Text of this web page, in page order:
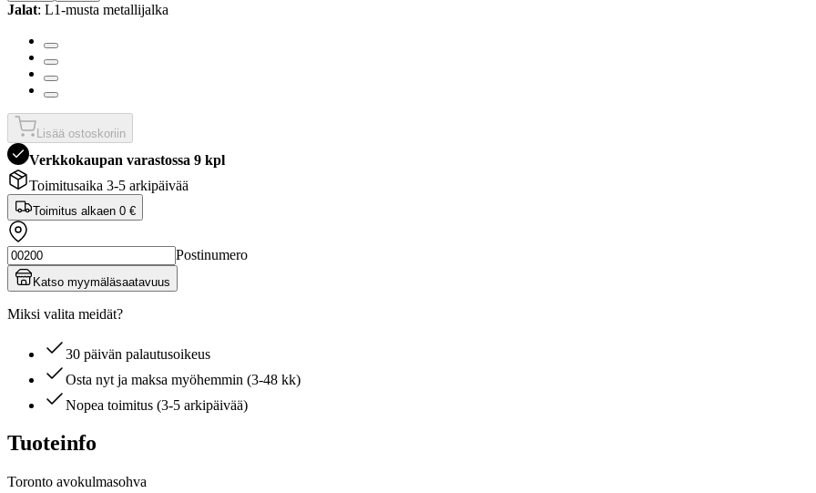
Jalat: L1-musta metallijalka
Lisää ostoskoriin
Verkkokaupan varastossa 9 kpl
Toimitusaika 3-5 arkipäivää
Toimitus alkaen 0 €
Postinumero
Katso myymäläsaatavuus
Miksi valita meidät?
30 päivän palautusoikeus
Osta nyt ja maksa myöhemmin (3-48 kk)
Nopea toimitus (3-5 arkipäivää)
Tuoteinfo
Toronto avokulmasohva